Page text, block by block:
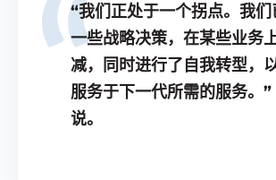
“我们正处于一个拐点。我
一些战略决策，在某些业务
减，同时进行了自我转型，
服务于下一代所需的服务。
说。